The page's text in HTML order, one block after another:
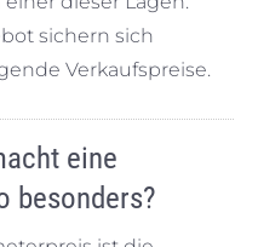
sichern sich
Verkaufspreise.
eine
besonders?